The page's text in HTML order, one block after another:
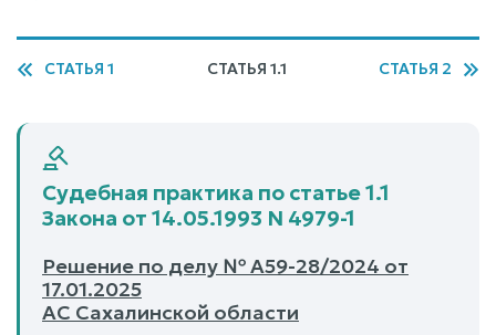
СТАТЬЯ 1 СТАТЬЯ 1.1 СТАТЬЯ 2
Судебная практика по статье 1.1
Закона от 14.05.1993 N 4979-1
Решение по делу № А59-28/2024 от
17.01.2025
АС Сахалинской области